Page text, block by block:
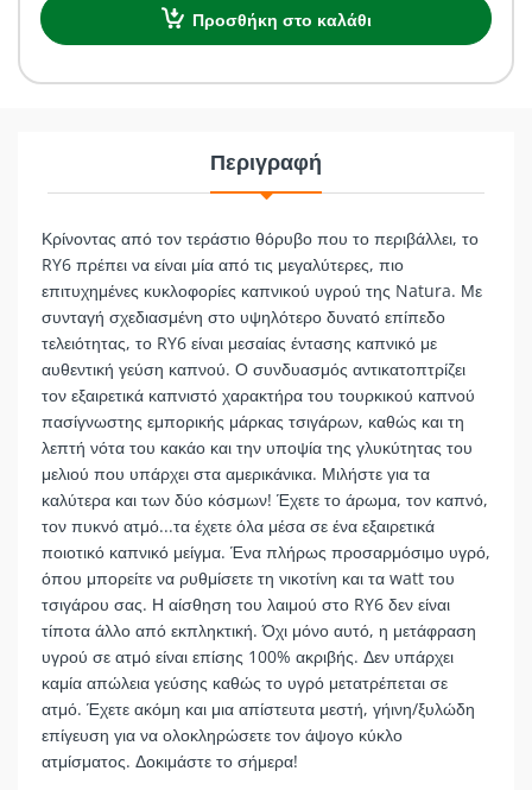
Προσθήκη στο καλάθι
Περιγραφή
Κρίνοντας από τον τεράστιο θόρυβο που το περιβάλλει, το
RY6 πρέπει να είναι μία από τις μεγαλύτερες, πιο
επιτυχημένες κυκλοφορίες καπνικού υγρού της Natura. Με
συνταγή σχεδιασμένη στο υψηλότερο δυνατό επίπεδο
τελειότητας, το RY6 είναι μεσαίας έντασης καπνικό με
αυθεντική γεύση καπνού. Ο συνδυασμός αντικατοπτρίζει
τον εξαιρετικά καπνιστό χαρακτήρα του τουρκικού καπνού
πασίγνωστης εμπορικής μάρκας τσιγάρων, καθώς και τη
λεπτή νότα του κακάο και την υποψία της γλυκύτητας του
μελιού που υπάρχει στα αμερικάνικα. Μιλήστε για τα
καλύτερα και των δύο κόσμων! Έχετε το άρωμα, τον καπνό,
τον πυκνό ατμό...τα έχετε όλα μέσα σε ένα εξαιρετικά
ποιοτικό καπνικό μείγμα. Ένα πλήρως προσαρμόσιμο υγρό,
όπου μπορείτε να ρυθμίσετε τη νικοτίνη και τα watt του
τσιγάρου σας. Η αίσθηση του λαιμού στο RY6 δεν είναι
τίποτα άλλο από εκπληκτική. Όχι μόνο αυτό, η μετάφραση
υγρού σε ατμό είναι επίσης 100% ακριβής. Δεν υπάρχει
καμία απώλεια γεύσης καθώς το υγρό μετατρέπεται σε
ατμό. Έχετε ακόμη και μια απίστευτα μεστή, γήινη/ξυλώδη
επίγευση για να ολοκληρώσετε τον άψογο κύκλο
ατμίσματος. Δοκιμάστε το σήμερα!